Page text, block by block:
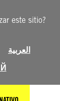
este sitio?
العربية